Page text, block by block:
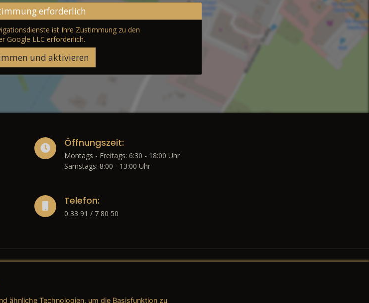
erforderlich
ist Ihre Zustimmung zu den
Google LLC erforderlich.
und aktivieren
Öffnungszeit:
Montags - Freitags: 6:30 - 18:00 Uhr
Samstags: 8:00 - 13:00 Uhr
Telefon:
0 33 91 / 7 80 50
ähnliche Technologien, um die Basisfunktion zu